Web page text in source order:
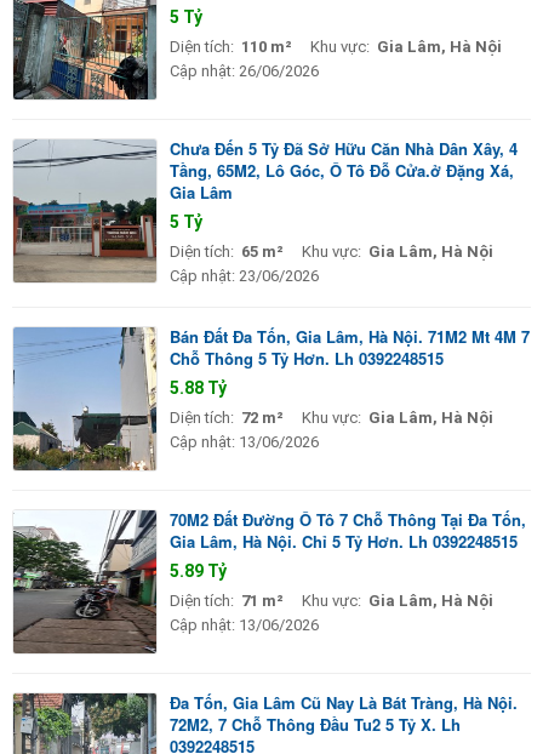
5 Tỷ
Diện tích: 110 m² Khu vực: Gia Lâm, Hà Nội
Cập nhật: 26/06/2026
Chưa Đến 5 Tỷ Đã Sở Hữu Căn Nhà Dân Xây, 4
Tầng, 65M2, Lô Góc, Ô Tô Đỗ Cửa.ở Đặng Xá,
Gia Lâm
5 Tỷ
Diện tích: 65 m² Khu vực: Gia Lâm, Hà Nội
Cập nhật: 23/06/2026
Bán Đất Đa Tốn, Gia Lâm, Hà Nội. 71M2 Mt 4M 7
Chỗ Thông 5 Tỷ Hơn. Lh 0392248515
5.88 Tỷ
Diện tích: 72 m² Khu vực: Gia Lâm, Hà Nội
Cập nhật: 13/06/2026
70M2 Đất Đường Ô Tô 7 Chỗ Thông Tại Đa Tốn,
Gia Lâm, Hà Nội. Chỉ 5 Tỷ Hơn. Lh 0392248515
5.89 Tỷ
Diện tích: 71 m² Khu vực: Gia Lâm, Hà Nội
Cập nhật: 13/06/2026
Đa Tốn, Gia Lâm Cũ Nay Là Bát Tràng, Hà Nội.
72M2, 7 Chỗ Thông Đầu Tu2 5 Tỷ X. Lh
0392248515